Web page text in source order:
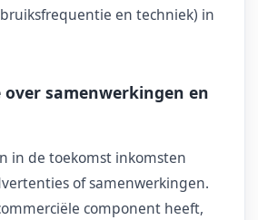
en techniek) in
samenwerkingen en
in de toekomst inkomsten
of samenwerkingen.
component heeft,